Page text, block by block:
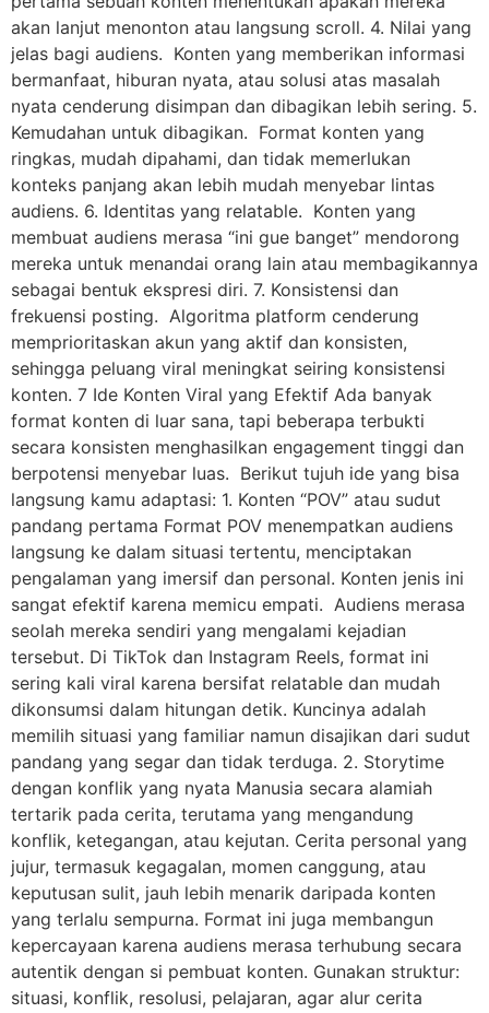
akan lanjut menonton atau langsung scroll. 4. Nilai yang
jelas bagi audiens. Konten yang memberikan informasi
bermanfaat, hiburan nyata, atau solusi atas masalah
nyata cenderung disimpan dan dibagikan lebih sering. 5.
Kemudahan untuk dibagikan. Format konten yang
ringkas, mudah dipahami, dan tidak memerlukan
konteks panjang akan lebih mudah menyebar lintas
audiens. 6. Identitas yang relatable. Konten yang
membuat audiens merasa “ini gue banget” mendorong
mereka untuk menandai orang lain atau membagikannya
sebagai bentuk ekspresi diri. 7. Konsistensi dan
frekuensi posting. Algoritma platform cenderung
memprioritaskan akun yang aktif dan konsisten,
sehingga peluang viral meningkat seiring konsistensi
konten. 7 Ide Konten Viral yang Efektif Ada banyak
format konten di luar sana, tapi beberapa terbukti
secara konsisten menghasilkan engagement tinggi dan
berpotensi menyebar luas. Berikut tujuh ide yang bisa
langsung kamu adaptasi: 1. Konten “POV” atau sudut
pandang pertama Format POV menempatkan audiens
langsung ke dalam situasi tertentu, menciptakan
pengalaman yang imersif dan personal. Konten jenis ini
sangat efektif karena memicu empati. Audiens merasa
seolah mereka sendiri yang mengalami kejadian
tersebut. Di TikTok dan Instagram Reels, format ini
sering kali viral karena bersifat relatable dan mudah
dikonsumsi dalam hitungan detik. Kuncinya adalah
memilih situasi yang familiar namun disajikan dari sudut
pandang yang segar dan tidak terduga. 2. Storytime
dengan konflik yang nyata Manusia secara alamiah
tertarik pada cerita, terutama yang mengandung
konflik, ketegangan, atau kejutan. Cerita personal yang
jujur, termasuk kegagalan, momen canggung, atau
keputusan sulit, jauh lebih menarik daripada konten
yang terlalu sempurna. Format ini juga membangun
kepercayaan karena audiens merasa terhubung secara
autentik dengan si pembuat konten. Gunakan struktur:
situasi, konflik, resolusi, pelajaran, agar alur cerita